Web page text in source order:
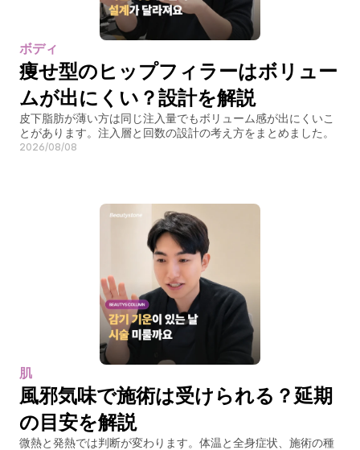
ボディ
痩せ型のヒップフィラーはボリュー
ムが出にくい？設計を解説
皮下脂肪が薄い方は同じ注入量でもボリューム感が出にくいこ
とがあります。注入層と回数の設計の考え方をまとめました。
2026/08/08
肌
風邪気味で施術は受けられる？延期
の目安を解説
微熱と発熱では判断が変わります。体温と全身症状、施術の種